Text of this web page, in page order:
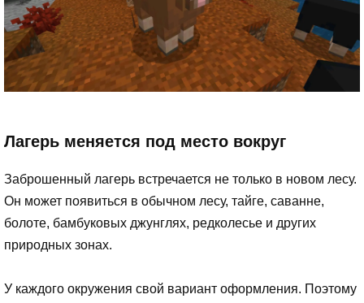
Лагерь меняется под место вокруг
Заброшенный лагерь встречается не только в новом лесу.
Он может появиться в обычном лесу, тайге, саванне,
болоте, бамбуковых джунглях, редколесье и других
природных зонах.
У каждого окружения свой вариант оформления. Поэтому